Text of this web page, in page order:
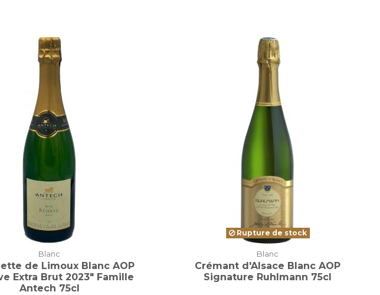
Blanc
de Limoux Blanc AOP
Extra Brut 2023" Famille
Antech 75cl
Rupture de stock
Blanc
Crémant d'Alsace Blanc AOP
Signature Ruhlmann 75cl